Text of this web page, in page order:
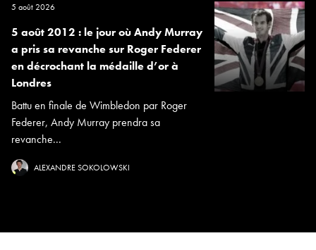
5 août 2026
5 août 2012 : le jour où Andy Murray
a pris sa revanche sur Roger Federer
en décrochant la médaille d’or à
Londres
Battu en finale de Wimbledon par Roger
Federer, Andy Murray prendra sa
revanche...
ALEXANDRE SOKOLOWSKI